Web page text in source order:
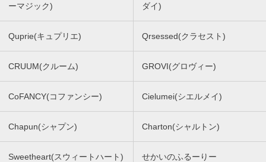
ーマジック)
ダイ)
Quprie(キュプリエ) Qrsessed(クラセスト)
CRUUM(クルーム) GROVI(グロヴィー)
CoFANCY(コファンシー) Cielumei(シエルメイ)
Chapun(シャプン) Charton(シャルトン)
Sweetheart(スウィートハート) せかいのふるーりー